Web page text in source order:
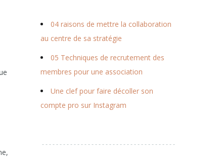
04 raisons de mettre la collaboration
au centre de sa stratégie
05 Techniques de recrutement des
membres pour une association
Une clef pour faire décoller son
compte pro sur Instagram